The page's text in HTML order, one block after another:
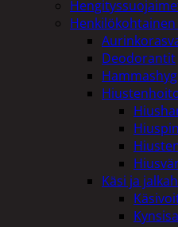
Deodorantit
Käsi ja